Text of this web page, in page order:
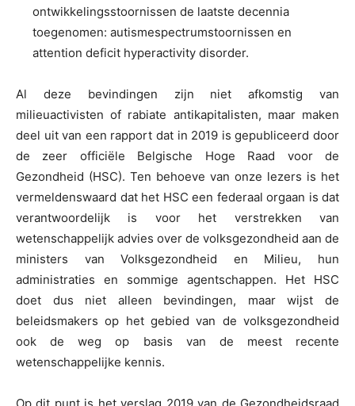
ontwikkelingsstoornissen de laatste decennia
toegenomen: autismespectrumstoornissen en
attention deficit hyperactivity disorder.
Al deze bevindingen zijn niet afkomstig van
milieuactivisten of rabiate antikapitalisten, maar maken
deel uit van een rapport dat in 2019 is gepubliceerd door
de zeer officiële Belgische Hoge Raad voor de
Gezondheid (HSC). Ten behoeve van onze lezers is het
vermeldenswaard dat het HSC een federaal orgaan is dat
verantwoordelijk is voor het verstrekken van
wetenschappelijk advies over de volksgezondheid aan de
ministers van Volksgezondheid en Milieu, hun
administraties en sommige agentschappen. Het HSC
doet dus niet alleen bevindingen, maar wijst de
beleidsmakers op het gebied van de volksgezondheid
ook de weg op basis van de meest recente
wetenschappelijke kennis.